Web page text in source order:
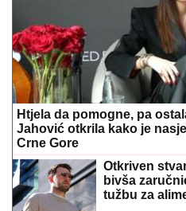
Htjela da pomogne, pa
Jahović otkrila kako je
Crne Gore
Otkriven
bivša
tužbu za